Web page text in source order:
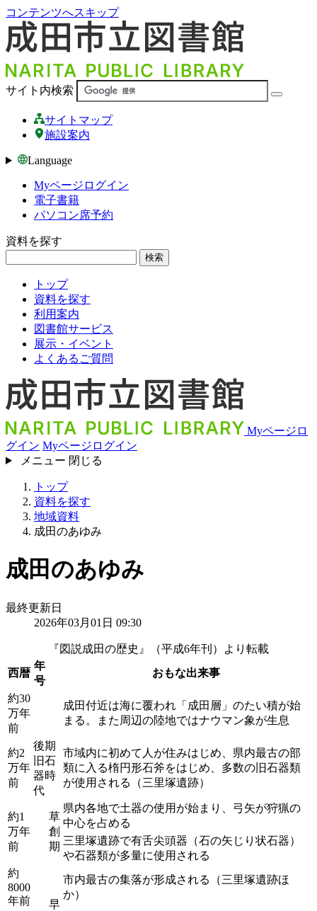
コンテンツへスキップ
サイト内検索
サイトマップ
施設案内
Language
Myページログイン
電子書籍
パソコン席予約
資料を探す
検索
トップ
資料を探す
利用案内
図書館サービス
展示・イベント
よくあるご質問
Myページロ
グイン Myページログイン
メニュー 閉じる
トップ
資料を探す
地域資料
成田のあゆみ
成田のあゆみ
最終更新日
2026年03月01日 09:30
『図説成田の歴史』（平成6年刊）より転載
西暦
年
号
おもな出来事
約30
万年
前
成田付近は海に覆われ「成田層」のたい積が始
まる。また周辺の陸地ではナウマン象が生息
約2
万年
前
後期
旧石
器時
代
市域内に初めて人が住みはじめ、県内最古の部
類に入る楕円形石斧をはじめ、多数の旧石器類
が使用される（三里塚遺跡）
約1
万年
前
草
創
期
県内各地で土器の使用が始まり、弓矢が狩猟の
中心を占める
三里塚遺跡で有舌尖頭器（石の矢じり状石器）
や石器類が多量に使用される
約
8000
年前
早
市内最古の集落が形成される（三里塚遺跡ほ
か）